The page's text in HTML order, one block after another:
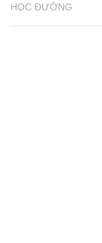
HỌC ĐƯỜNG